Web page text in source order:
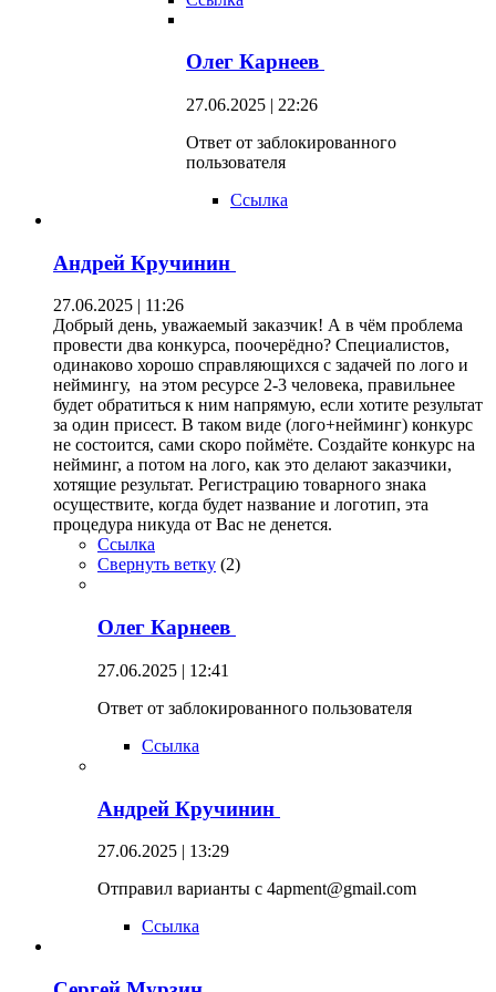
Олег Карнеев
27.06.2025 | 22:26
Ответ от заблокированного
пользователя
Ссылка
Андрей Кручинин
27.06.2025 | 11:26
Добрый день, уважаемый заказчик! А в чём проблема
провести два конкурса, поочерёдно? Специалистов,
одинаково хорошо справляющихся с задачей по лого и
неймингу, на этом ресурсе 2-3 человека, правильнее
будет обратиться к ним напрямую, если хотите результат
за один присест. В таком виде (лого+нейминг) конкурс
не состоится, сами скоро поймёте. Создайте конкурс на
нейминг, а потом на лого, как это делают заказчики,
хотящие результат. Регистрацию товарного знака
осуществите, когда будет название и логотип, эта
процедура никуда от Вас не денется.
Ссылка
Свернуть ветку (2)
Олег Карнеев
27.06.2025 | 12:41
Ответ от заблокированного пользователя
Ссылка
Андрей Кручинин
27.06.2025 | 13:29
Отправил варианты с 4apment@gmail.com
Ссылка